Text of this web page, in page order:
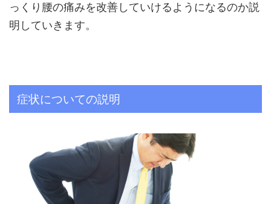
っくり腰の痛みを改善していけるようになるのか説
明していきます。
症状についての説明